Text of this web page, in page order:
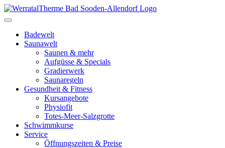
Toggle
navigationBadewelt
Saunawelt
Saunen & mehr
Aufgüsse & Specials
Gradierwerk
Saunaregeln
Gesundheit & Fitness
Kursangebote
Physiofit
Totes-Meer-Salzgrotte
Schwimmkurse
Service
Öffnungszeiten & Preise